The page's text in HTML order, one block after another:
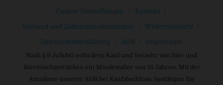
Cookie-Einstellungen Kontakt
Versand und Zahlungsbedingungen Widerrufsrecht
Datenschutzerklärung AGB Impressum
Nach § 9 JuSchG erfordern Kauf und Verzehr von Bier und
Biermischgetränken ein Mindestalter von 16 Jahren. Mit der
Annahme unserer AGB bei Kaufabschluss, bestätigen Sie